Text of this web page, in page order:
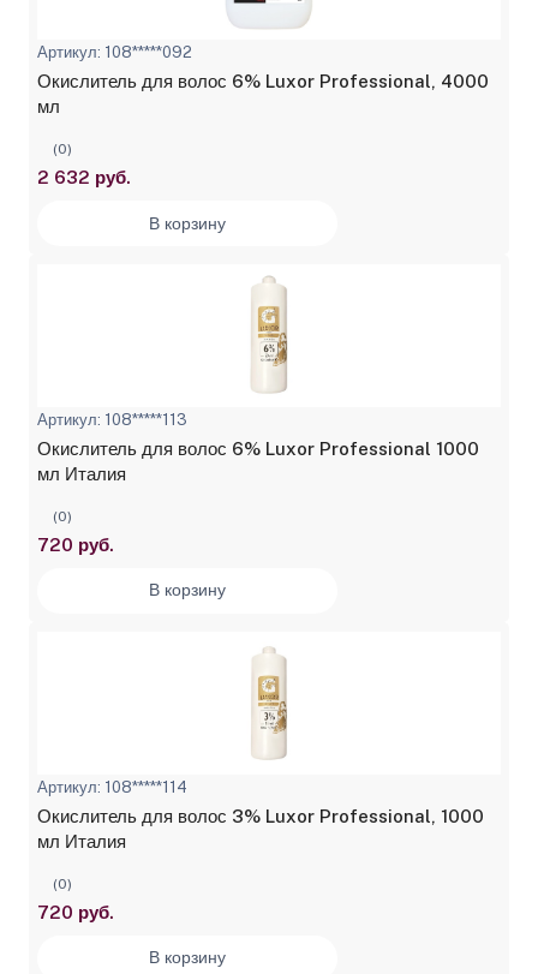
Артикул: 108*****092
Окислитель для волос 6% Luxor Professional, 4000
мл
(0)
2 632 руб.
В корзину
Артикул: 108*****113
Окислитель для волос 6% Luxor Professional 1000
мл Италия
(0)
720 руб.
В корзину
Артикул: 108*****114
Окислитель для волос 3% Luxor Professional, 1000
мл Италия
(0)
720 руб.
В корзину